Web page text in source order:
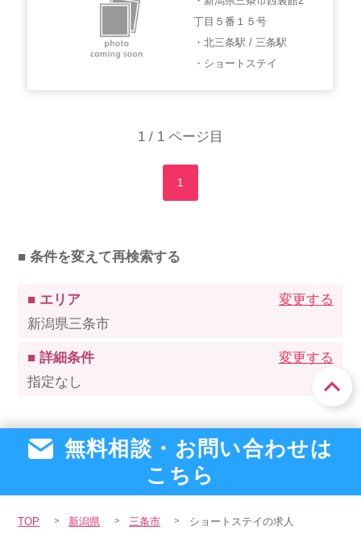
丁目５番１５号
・北三条駅 / 三条駅
・ショートステイ
1 / 1 ページ目
1
■ 条件を変えて再検索する
■ エリア
新潟県三条市
変更する
■ 詳細条件
指定なし
変更する
無料相談・お問い合わせは
こちら
TOP 新潟県 三条市 ショートステイの求人